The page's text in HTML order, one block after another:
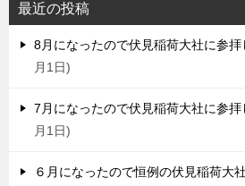
最近の投稿
8月になったので伏見稲荷大社に参拝
月1日
7月になったので伏見稲荷大社に参拝
月1日
６月になったので恒例の伏見稲荷大